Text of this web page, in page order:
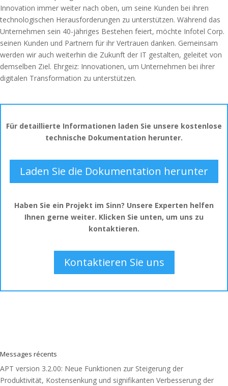
Innovation immer weiter nach oben, um seine Kunden bei ihren
technologischen Herausforderungen zu unterstützen. Während das
Unternehmen sein 40-jähriges Bestehen feiert, möchte Infotel Corp.
seinen Kunden und Partnern für ihr Vertrauen danken. Gemeinsam
werden wir auch weiterhin die Zukunft der IT gestalten, geleitet von
demselben Ziel. Ehrgeiz: Innovationen, um Unternehmen bei ihrer
digitalen Transformation zu unterstützen.
Für detaillierte Informationen laden Sie unsere kostenlose
technische Dokumentation herunter.
Laden Sie die Dokumentation herunter
Haben Sie ein Projekt im Sinn? Unsere Experten helfen
Ihnen gerne weiter. Klicken Sie unten, um uns zu
kontaktieren.
Kontaktieren Sie uns
Messages récents
APT version 3.2.00: Neue Funktionen zur Steigerung der
Produktivität, Kostensenkung und signifikanten Verbesserung der